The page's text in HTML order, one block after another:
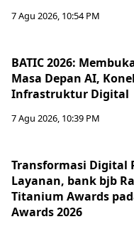
7 Agu 2026, 10:54 PM
BATIC 2026:
Masa Depan AI,
Infrastruktur Digital
7 Agu 2026, 10:39 PM
Transformasi Digital
Layanan, bank bjb
Titanium Awards
Awards 2026